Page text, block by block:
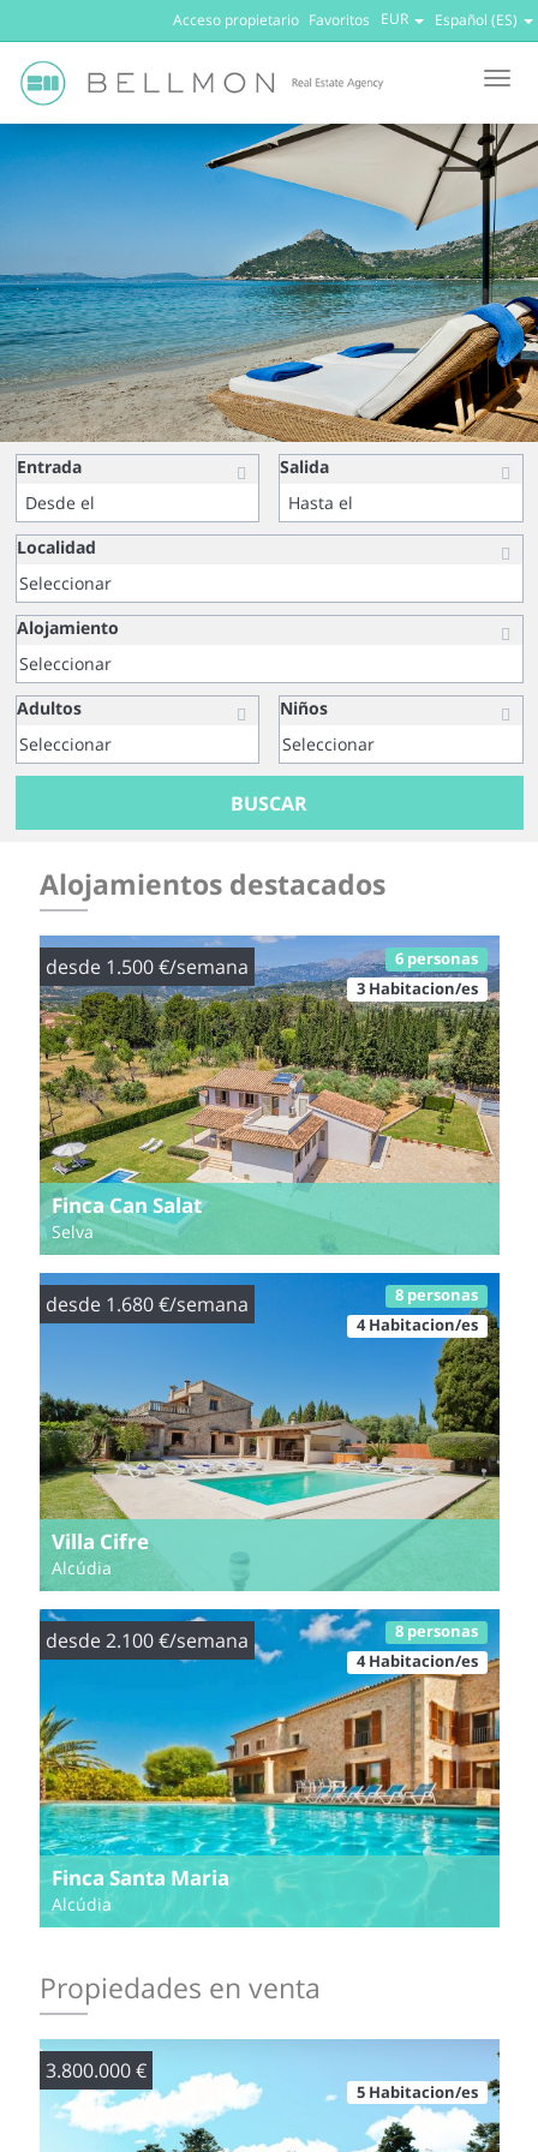
Español (ES)
EUR
Favoritos
Acceso propietario
Entrada Salida
Localidad
Alojamiento
Adultos Niños
BUSCAR
Alojamientos destacados
desde 1.500 €/semana
6 personas
3 Habitacion/es
Finca Can Salat
Selva
desde 1.680 €/semana
8 personas
4 Habitacion/es
Villa Cifre
Alcúdia
desde 2.100 €/semana
8 personas
4 Habitacion/es
Finca Santa Maria
Alcúdia
Propiedades en venta
3.800.000 €
5 Habitacion/es